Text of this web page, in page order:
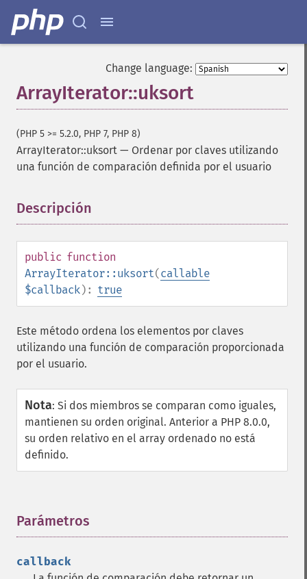
Change language:
ArrayIterator::uksort
(PHP 5 >= 5.2.0, PHP 7, PHP 8)
ArrayIterator::uksort — Ordenar por claves utilizando
una función de comparación definida por el usuario
Descripción
public function
ArrayIterator::uksort(callable
$callback): true
Este método ordena los elementos por claves
utilizando una función de comparación proporcionada
por el usuario.
Nota: Si dos miembros se comparan como iguales,
mantienen su orden original. Anterior a PHP 8.0.0,
su orden relativo en el array ordenado no está
definido.
Parámetros
callback